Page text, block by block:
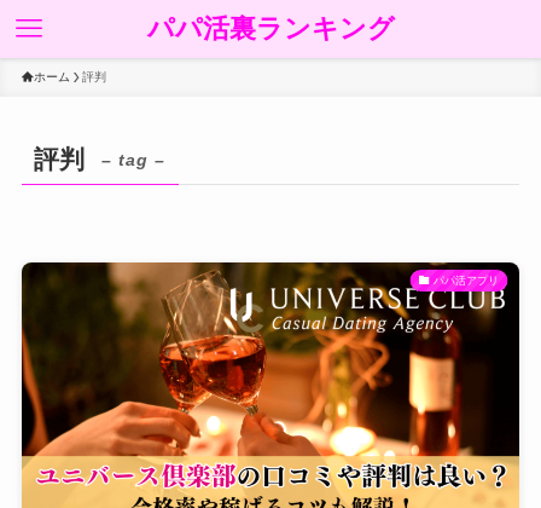
パパ活裏ランキング
ホーム 評判
評判 – tag –
パパ活アプリ